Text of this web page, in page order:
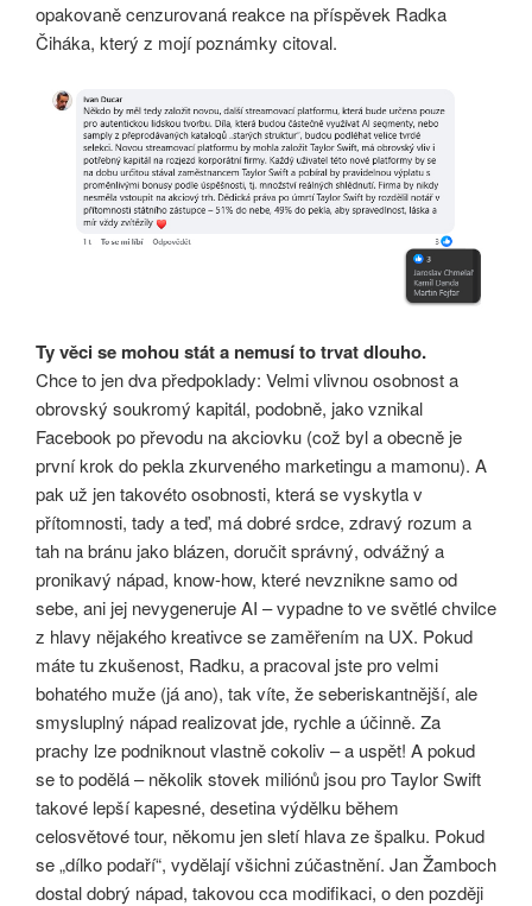
opakovaně cenzurovaná reakce na příspěvek Radka
Čiháka, který z mojí poznámky citoval.
Ty věci se mohou stát a nemusí to trvat dlouho.
Chce to jen dva předpoklady: Velmi vlivnou osobnost a
obrovský soukromý kapitál, podobně, jako vznikal
Facebook po převodu na akciovku (což byl a obecně je
první krok do pekla zkurveného marketingu a mamonu). A
pak už jen takovéto osobnosti, která se vyskytla v
přítomnosti, tady a teď, má dobré srdce, zdravý rozum a
tah na bránu jako blázen, doručit správný, odvážný a
pronikavý nápad, know-how, které nevznikne samo od
sebe, ani jej nevygeneruje AI – vypadne to ve světlé chvilce
z hlavy nějakého kreativce se zaměřením na UX. Pokud
máte tu zkušenost, Radku, a pracoval jste pro velmi
bohatého muže (já ano), tak víte, že seberiskantnější, ale
smysluplný nápad realizovat jde, rychle a účinně. Za
prachy lze podniknout vlastně cokoliv – a uspět! A pokud
se to podělá – několik stovek miliónů jsou pro Taylor Swift
takové lepší kapesné, desetina výdělku během
celosvětové tour, někomu jen sletí hlava ze špalku. Pokud
se „dílko podaří“, vydělají všichni zúčastnění. Jan Žamboch
dostal dobrý nápad, takovou cca modifikaci, o den později